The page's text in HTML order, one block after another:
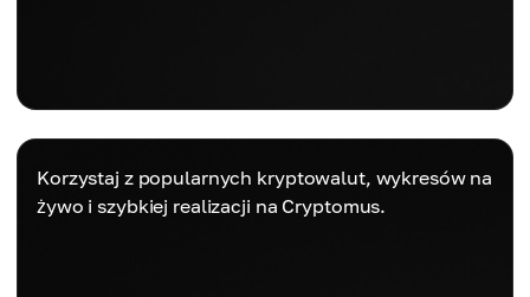
Korzystaj z popularnych kryptowalut, wykresów na
żywo i szybkiej realizacji na Cryptomus.